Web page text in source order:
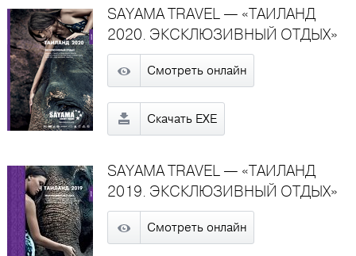
SAYAMA TRAVEL — «ТАИЛАНД
2020. ЭКСКЛЮЗИВНЫЙ ОТДЫХ»
Смотреть онлайн
Скачать EXE
SAYAMA TRAVEL — «ТАИЛАНД
2019. ЭКСКЛЮЗИВНЫЙ ОТДЫХ»
Смотреть онлайн